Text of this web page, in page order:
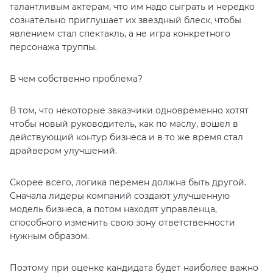
талантливым актерам, что им надо сыграть и нередко
сознательно приглушает их звездный блеск, чтобы
явлением стал спектакль, а не игра конкретного
персонажа труппы.
В чем собственно проблема?
В том, что некоторые заказчики одновременно хотят
чтобы новый руководитель, как по маслу, вошел в
действующий контур бизнеса и в то же время стал
драйвером улучшений.
Скорее всего, логика перемен должна быть другой.
Сначала лидеры компаний создают улучшенную
модель бизнеса, а потом находят управленца,
способного изменить свою зону ответственности
нужным образом.
Поэтому при оценке кандидата будет наиболее важно